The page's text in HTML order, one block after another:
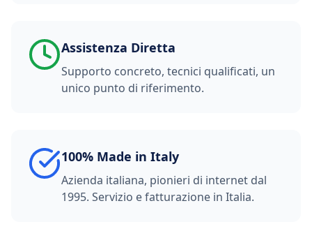
Assistenza Diretta
Supporto concreto, tecnici qualificati, un
unico punto di riferimento.
100% Made in Italy
Azienda italiana, pionieri di internet dal
1995. Servizio e fatturazione in Italia.